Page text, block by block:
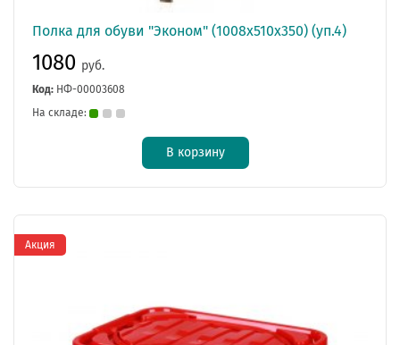
Полка для обуви "Эконом" (1008х510х350) (уп.4)
1080 руб.
Код: НФ-00003608
На складе:
В корзину
Акция